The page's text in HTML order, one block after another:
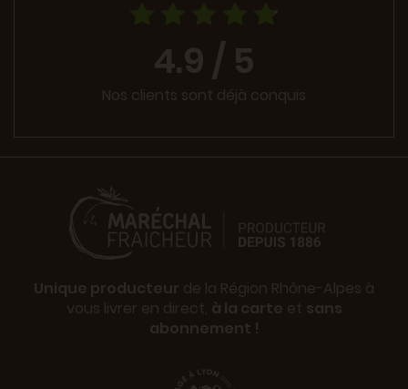
4.9 / 5
Nos clients sont déjà conquis
Unique producteur de la Région Rhône-Alpes à
vous livrer en direct, à la carte et sans
abonnement !